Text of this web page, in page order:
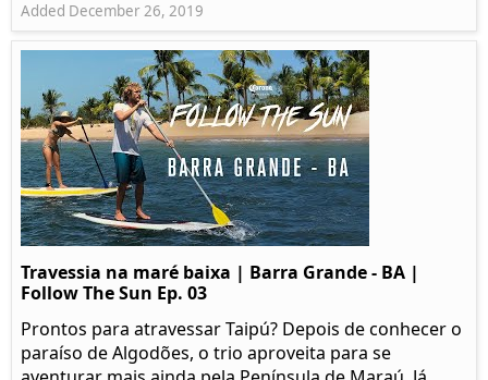
Added December 26, 2019
Travessia na maré baixa | Barra Grande - BA |
Follow The Sun Ep. 03
Prontos para atravessar Taipú? Depois de conhecer o
paraíso de Algodões, o trio aproveita para se